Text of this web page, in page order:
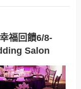
福回饋6/8-
Salon